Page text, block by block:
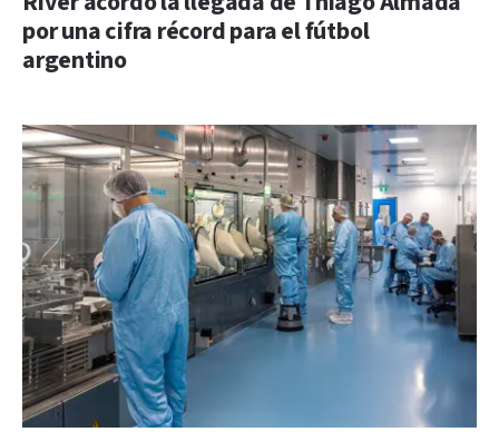
por una cifra récord para el fútbol
argentino